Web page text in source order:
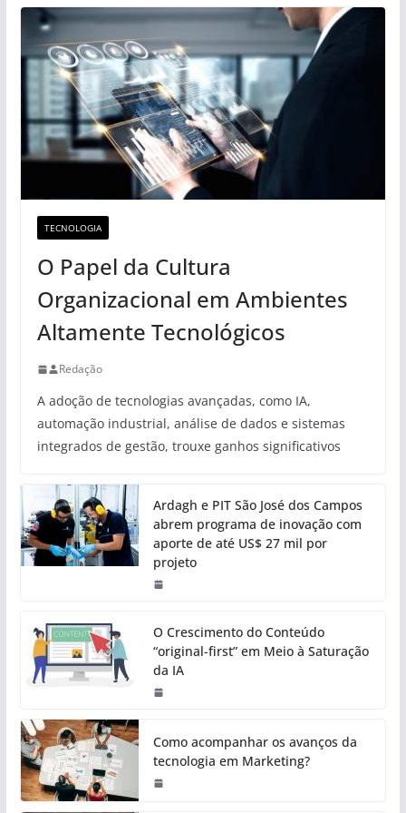
TECNOLOGIA
O Papel da Cultura
Organizacional em Ambientes
Altamente Tecnológicos
Redação
A adoção de tecnologias avançadas, como IA,
automação industrial, análise de dados e sistemas
integrados de gestão, trouxe ganhos significativos
Ardagh e PIT São José dos Campos
abrem programa de inovação com
aporte de até US$ 27 mil por
projeto
O Crescimento do Conteúdo
“original-first” em Meio à Saturação
da IA
Como acompanhar os avanços da
tecnologia em Marketing?